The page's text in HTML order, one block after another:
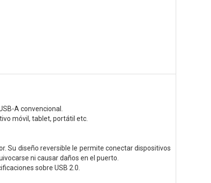
A convencional.
móvil, tablet, portátil etc.
Su diseño reversible le permite conectar dispositivos
ni causar daños en el puerto.
sobre USB 2.0.